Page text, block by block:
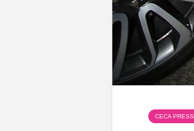
CECA PRESS